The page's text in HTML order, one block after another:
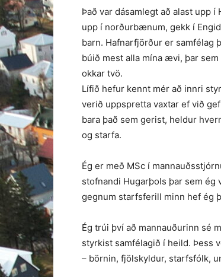
Það var dásamlegt að alast upp
upp í norður­bænum, gekk í
barn. Hafnarfjörður er samfélag
búið mest alla mína ævi, þar
okkar tvö.
Lífið hefur kennt mér að innri
verið uppspretta vaxtar ef við
bara það sem gerist, heldur
og starfa.
Ég er með MSc í
stofnandi Hugarþols þar sem ég
gegnum starfsferill minn hef ég
Ég trúi því að mannauðurinn sé
styrkist samfélagið í heild. Þess
– börnin, fjölskyldur, starfsfólk,